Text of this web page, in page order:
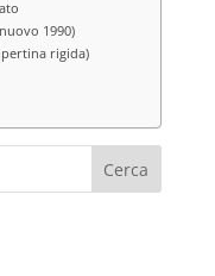
1990)
rigida)